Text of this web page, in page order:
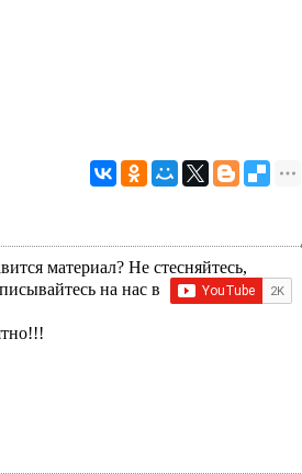
материал? Не стесняйтесь,
на нас в